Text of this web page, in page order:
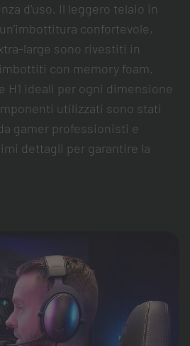
d’uso. Il leggero telaio in
confortevole,
large sono rivestiti in
con memory foam.
H1 ideali per ogni dimensione
utilizzati sono stati
gamer professionisti e
dettagli per garantire la